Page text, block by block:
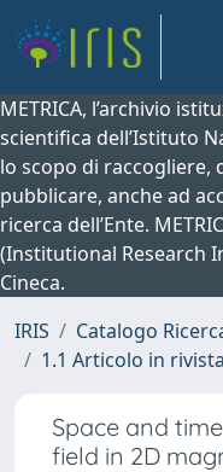
METRICA, l’archivio
scientifica dell’Istituto
lo scopo di raccogliere,
pubblicare, anche ad
ricerca dell’Ente.
(Institutional Research
Cineca.
IRIS
Catalogo
1.1 Articolo in rivista
Space and
field in 2D